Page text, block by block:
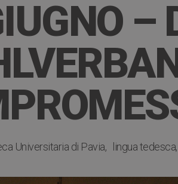
–
Universitaria di Pavia lingua tedesca